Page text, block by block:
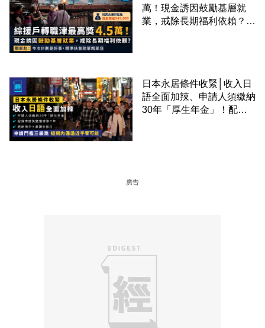
萬！現金誘因鼓勵基層就
業，戒除長期福利依賴？鄧
日本永居條件收緊│收入日
語全面加辣、申請人須繳納
30年「厚生年金」！配偶
廣告